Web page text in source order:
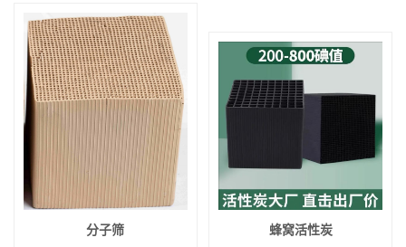
分子筛 蜂窝活性炭